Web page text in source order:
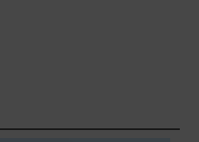
運費之商品，其餘全館皆可免
中心。
個工作天內會安排訂單出貨，